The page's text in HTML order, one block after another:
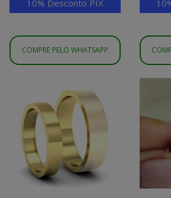
10% Desconto PIX
COMPRE PELO WHATSAPP